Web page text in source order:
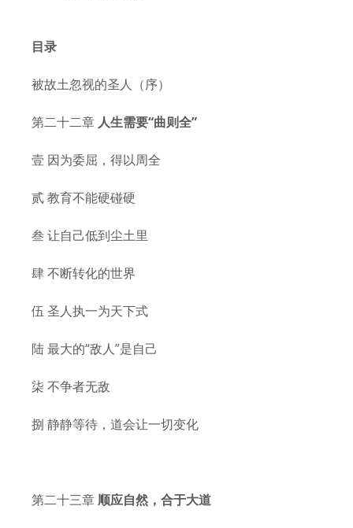
目录
被故土忽视的圣人（序）
第二十二章 人生需要“曲则全”
壹 因为委屈，得以周全
贰 教育不能硬碰硬
叁 让自己低到尘土里
肆 不断转化的世界
伍 圣人执一为天下式
陆 最大的“敌人”是自己
柒 不争者无敌
捌 静静等待，道会让一切变化
第二十三章顺应自然，合于大道